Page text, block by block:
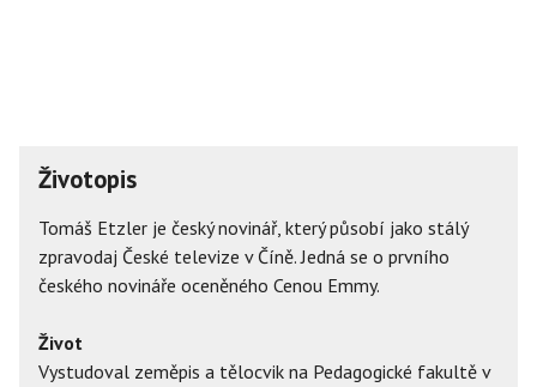
Životopis
Tomáš Etzler je český novinář, který působí jako stálý
zpravodaj České televize v Číně. Jedná se o prvního
českého novináře oceněného Cenou Emmy.
Život
Vystudoval zeměpis a tělocvik na Pedagogické fakultě v